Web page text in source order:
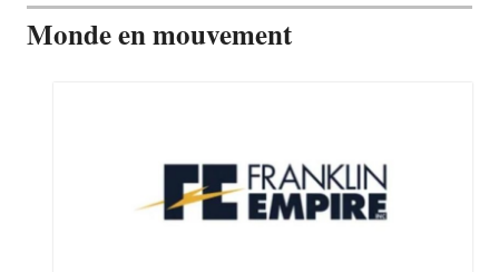
Monde en mouvement